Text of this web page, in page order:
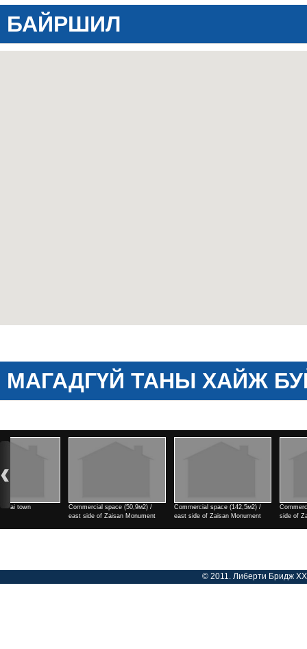
БАЙРШИЛ
МАГАДГҮЙ ТАНЫ ХАЙЖ
Commercial space (142,5м2) /
east side of Zaisan Monument
Commercial space (182м2) / east
side of Zaisan Monument
2 rooms / north side of
cinema
© 2011. Либерти Бридж